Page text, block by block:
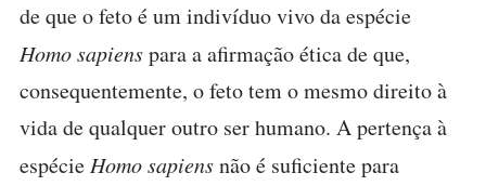
de que o feto é um indivíduo vivo da espécie
Homo sapienspara a afirmação ética de que,
consequentemente, o feto tem o mesmo direito à
vida de qualquer outro ser humano. A pertença à
espécie Homo sapiensnão é suficiente para